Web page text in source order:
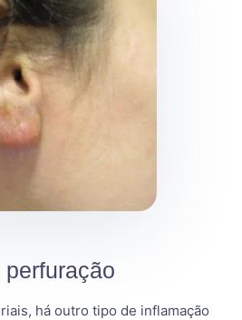
há outro tipo de inflamação